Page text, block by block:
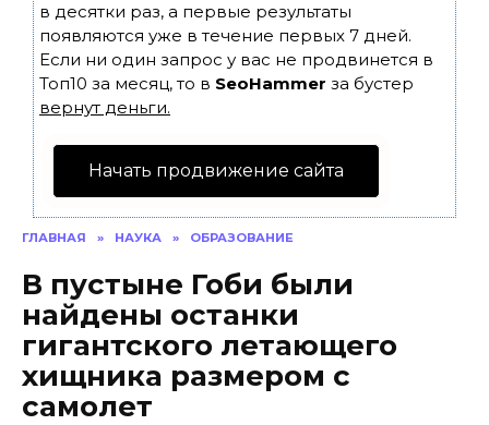
в десятки раз, а первые результаты
появляются уже в течение первых 7 дней.
Если ни один запрос у вас не продвинется в
Топ10 за месяц, то в SeoHammer за бустер
вернут деньги.
Начать продвижение сайта
ГЛАВНАЯ » НАУКА » ОБРАЗОВАНИЕ
В пустыне Гоби были
найдены останки
гигантского летающего
хищника размером с
самолет